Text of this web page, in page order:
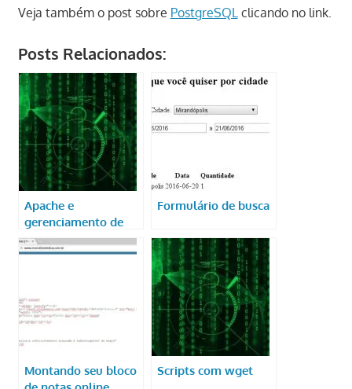
Veja também o post sobre PostgreSQL clicando no link.
Posts Relacionados:
Apache e
gerenciamento de
acesso
Formulário de busca
Montando seu bloco
Scripts com wget